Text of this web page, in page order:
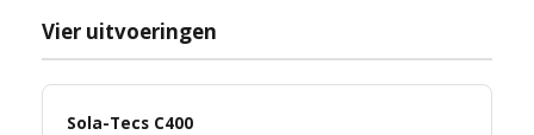
Vier uitvoeringen
Sola-Tecs C400